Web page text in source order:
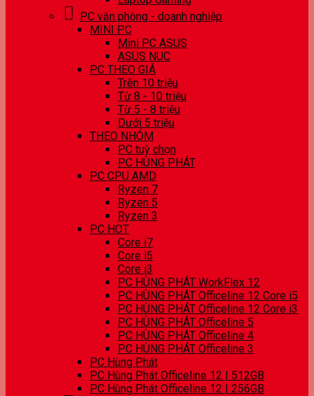
PC văn phòng - doanh nghiệp
MINI PC
Mini PC ASUS
ASUS NUC
PC THEO GIÁ
Trên 10 triệu
Từ 8 - 10 triệu
Từ 5 - 8 triệu
Dưới 5 triệu
THEO NHÓM
PC tuỳ chọn
PC HÙNG PHÁT
PC CPU AMD
Ryzen 7
Ryzen 5
Ryzen 3
PC HOT
Core i7
Core i5
Core i3
PC HÙNG PHÁT WorkFlex 12
PC HÙNG PHÁT Officeline 12 Core i5
PC HÙNG PHÁT Officeline 12 Core i3
PC HÙNG PHÁT Officeline 5
PC HÙNG PHÁT Officeline 4
PC HÙNG PHÁT Officeline 3
PC Hùng Phát
PC Hùng Phát Officeline 12 | 512GB
PC Hùng Phát Officeline 12 | 256GB